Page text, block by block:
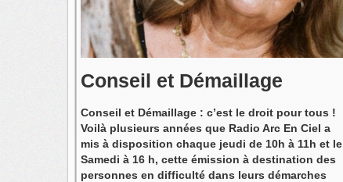
Conseil et Démaillage
Conseil et Démaillage : c’est le droit pour tous !
Voilà plusieurs années que Radio Arc En Ciel a
mis à disposition chaque jeudi de 10h à 11h et le
Samedi à 16 h, cette émission à destination des
personnes en difficulté dans leurs démarches